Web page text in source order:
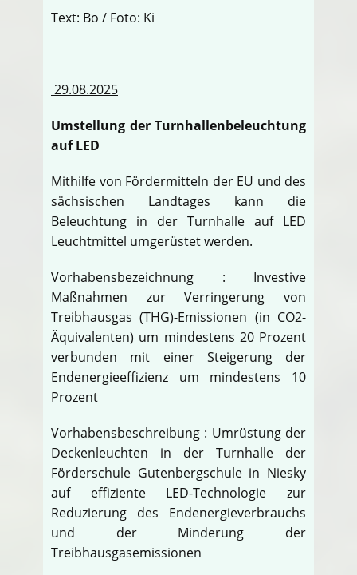
Text: Bo / Foto: Ki
29.08.2025
Umstellung der Turnhallenbeleuchtung
auf LED
Mithilfe von Fördermitteln der EU und des
sächsischen Landtages kann die
Beleuchtung in der Turnhalle auf LED
Leuchtmittel umgerüstet werden.
Vorhabensbezeichnung : Investive
Maßnahmen zur Verringerung von
Treibhausgas (THG)-Emissionen (in CO2-
Äquivalenten) um mindestens 20 Prozent
verbunden mit einer Steigerung der
Endenergieeffizienz um mindestens 10
Prozent
Vorhabensbeschreibung : Umrüstung der
Deckenleuchten in der Turnhalle der
Förderschule Gutenbergschule in Niesky
auf effiziente LED-Technologie zur
Reduzierung des Endenergieverbrauchs
und der Minderung der
Treibhausgasemissionen